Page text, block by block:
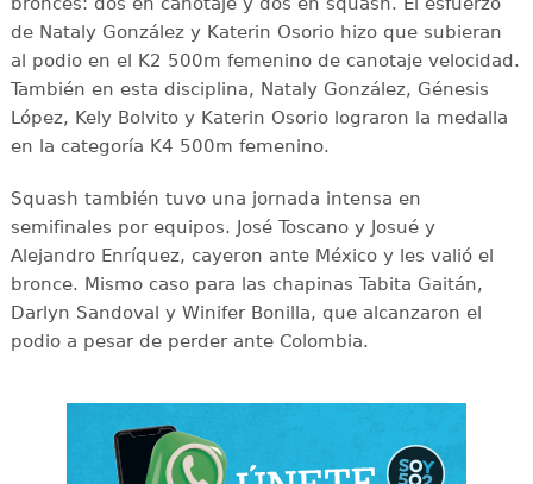
de Nataly González y Katerin Osorio hizo que subieran
al podio en el K2 500m femenino de canotaje velocidad.
También en esta disciplina, Nataly González, Génesis
López, Kely Bolvito y Katerin Osorio lograron la medalla
en la categoría K4 500m femenino.
Squash también tuvo una jornada intensa en
semifinales por equipos. José Toscano y Josué y
Alejandro Enríquez, cayeron ante México y les valió el
bronce. Mismo caso para las chapinas Tabita Gaitán,
Darlyn Sandoval y Winifer Bonilla, que alcanzaron el
podio a pesar de perder ante Colombia.